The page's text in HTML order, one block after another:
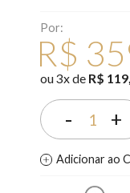
Por:
R$
ou3xde R$
- 1 +
Adicionar ao